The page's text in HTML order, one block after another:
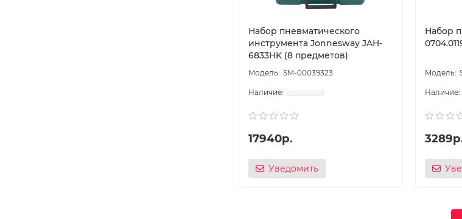
Набор пневматического
инструмента Jonnesway JAH-
6833HK (8 предметов)
SM-00039323
17940р.
Уведомить
Набор